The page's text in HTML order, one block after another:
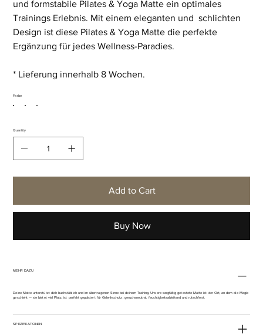
und formstabile Pilates & Yoga Matte ein optimales
Trainings Erlebnis. Mit einem eleganten und schlichten
Design ist diese Pilates & Yoga Matte die perfekte
Ergänzung für jedes Wellness-Paradies.
* Lieferung innerhalb 8 Wochen.
Farbe
Quantity
Add to Cart
Buy Now
MEHR DAZU
Deine Matte unterstützt dich buchstäblich und im übertragenen Sinne bei deinem Training. Unsere sorgfältig getestete Matte ist der Ort, an dem die Magie
geschieht — sie bietet viel Platz, ist perfekt gepolstert für Gelenkschutz, geruchsneutral, feuchtigkeitsableitend und rutschfest.
SPEZIFIKATIONEN